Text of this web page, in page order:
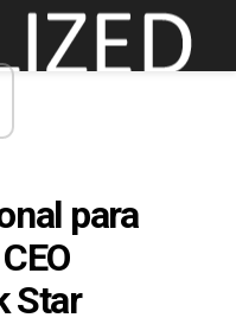
para
Star